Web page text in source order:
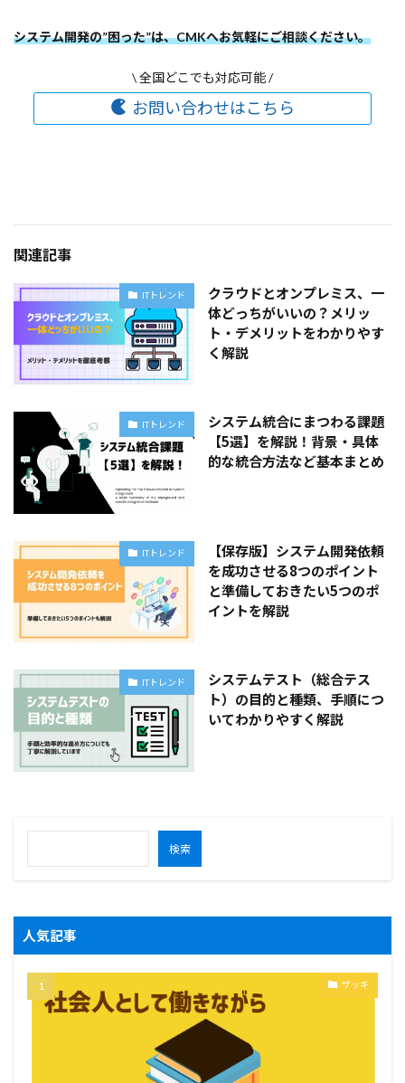
システム開発の”困った”は、CMKへお気軽にご相談ください。
\ 全国どこでも対応可能 /
お問い合わせはこちら
関連記事
ITトレンド
クラウドとオンプレミス、一
体どっちがいいの？メリッ
ト・デメリットをわかりやす
く解説
ITトレンド
システム統合にまつわる課題
【5選】を解説！背景・具体
的な統合方法など基本まとめ
ITトレンド
【保存版】システム開発依頼
を成功させる8つのポイント
と準備しておきたい5つのポ
イントを解説
ITトレンド
システムテスト（総合テス
ト）の目的と種類、手順につ
いてわかりやすく解説
検索
人気記事
ザッキ